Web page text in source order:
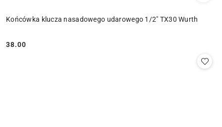
Końcówka klucza nasadowego udarowego 1/2" TX30 Wurth
Cena:
38.00